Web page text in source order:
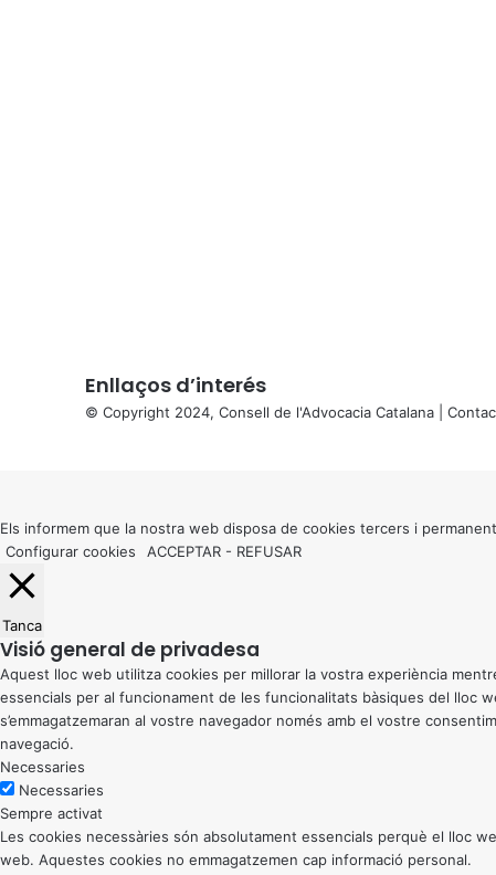
Enllaços d’interés
© Copyright 2024, Consell de l'Advocacia Catalana |
button
Els informem que la nostra web disposa de cookies tercers i
Configurar cookies
ACCEPTAR - REFUSAR
Tanca
Visió general de privadesa
Aquest lloc web utilitza cookies per millorar la vostra experiència
essencials per al funcionament de les funcionalitats bàsiques del lloc
s’emmagatzemaran al vostre navegador només amb el vostre
navegació.
Necessaries
Necessaries
Sempre activat
Les cookies necessàries són absolutament essencials perquè el lloc
web. Aquestes cookies no emmagatzemen cap informació personal.